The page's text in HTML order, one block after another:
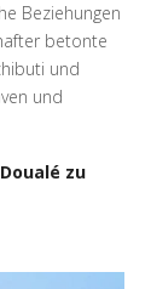
Beziehungen
betonte
und
und
zu